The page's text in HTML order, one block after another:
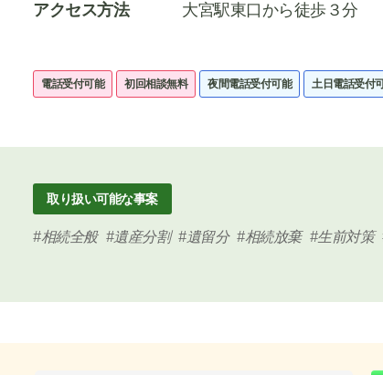
アクセス方法 大宮駅東口から徒歩３分
電話受付可能 初回相談無料 夜間電話受付可能 土日電話受付
取り扱い可能な事案
相続全般 遺産分割 遺留分 相続放棄 生前対策